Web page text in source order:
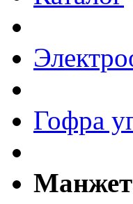
Гофра